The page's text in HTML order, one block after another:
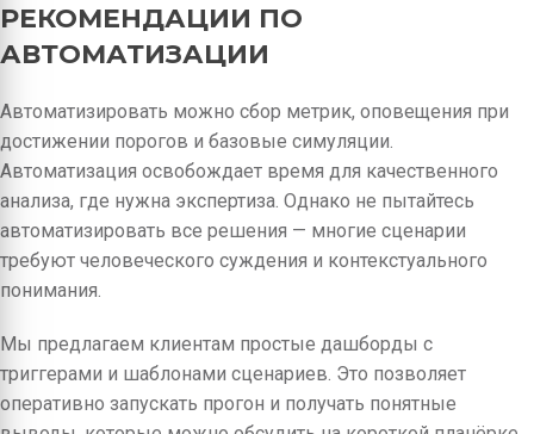
РЕКОМЕНДАЦИИ ПО
АВТОМАТИЗАЦИИ
Автоматизировать можно сбор метрик, оповещения при
достижении порогов и базовые симуляции.
Автоматизация освобождает время для качественного
анализа, где нужна экспертиза. Однако не пытайтесь
автоматизировать все решения — многие сценарии
требуют человеческого суждения и контекстуального
понимания.
Мы предлагаем клиентам простые дашборды с
триггерами и шаблонами сценариев. Это позволяет
оперативно запускать прогон и получать понятные